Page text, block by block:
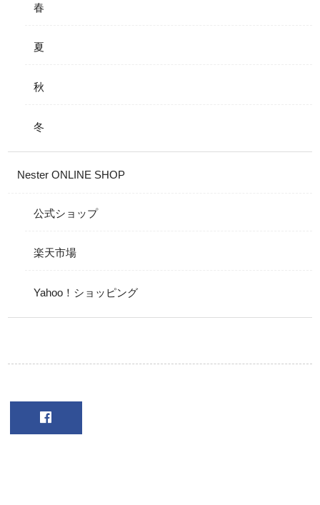
春
夏
秋
冬
Nester ONLINE SHOP
公式ショップ
楽天市場
Yahoo！ショッピング